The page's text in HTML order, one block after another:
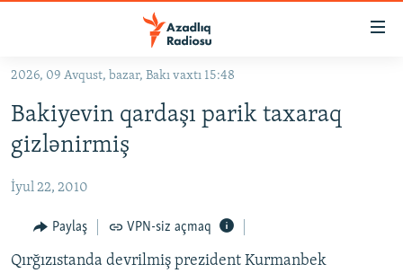
Əsas
qayıt
Əsas
naviqasiyaya
qayıt
#İZAHLA
KORRUPSIOMETR
#ƏSLINDƏ
FƏRQƏ BAX
QANUNI DOĞRU
2026, 09 Avqust, bazar, Bakı vaxtı 15:48
Bakiyevin qardaşı parik taxaraq
gizlənirmiş
İyul 22, 2010
Paylaş VPN-siz açmaq
Qırğızıstanda devrilmiş prezident Kurmanbek